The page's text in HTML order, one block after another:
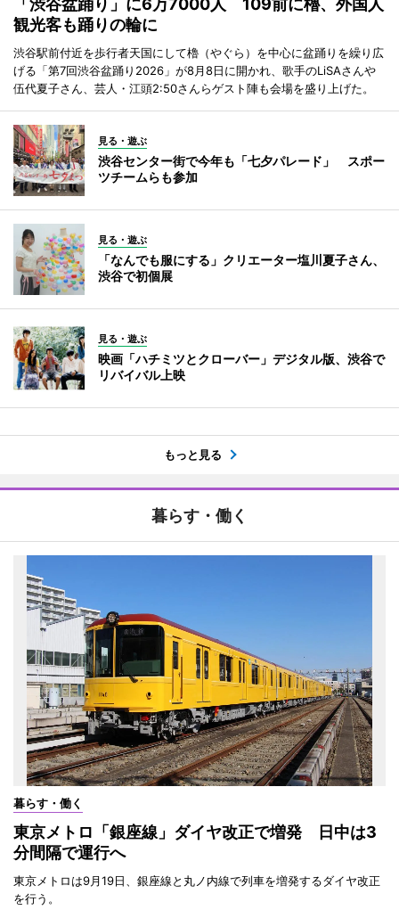
観光客も踊りの輪に
渋谷駅前付近を歩行者天国にして櫓（やぐら）を中心に盆踊りを繰り広
げる「第7回渋谷盆踊り2026」が8月8日に開かれ、歌手のLiSAさんや
伍代夏子さん、芸人・江頭2:50さんらゲスト陣も会場を盛り上げた。
見る・遊ぶ
渋谷センター街で今年も「七夕パレード」 スポー
ツチームらも参加
見る・遊ぶ
「なんでも服にする」クリエーター塩川夏子さん、
渋谷で初個展
見る・遊ぶ
映画「ハチミツとクローバー」デジタル版、渋谷で
リバイバル上映
もっと見る
暮らす・働く
暮らす・働く
東京メトロ「銀座線」ダイヤ改正で増発 日中は3
分間隔で運行へ
東京メトロは9月19日、銀座線と丸ノ内線で列車を増発するダイヤ改正
を行う。